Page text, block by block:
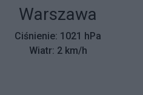
Miasto:
Warszawa
Ciśnienie: 1021 hPa
Wiatr: 2 km/h